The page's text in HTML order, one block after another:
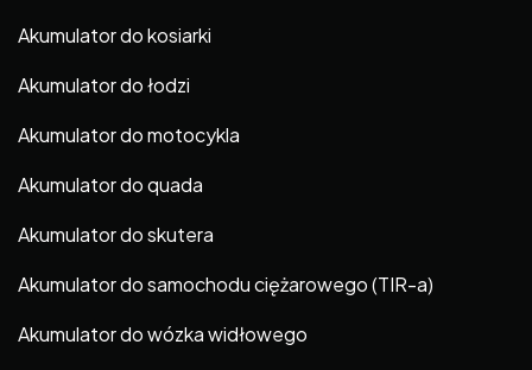
Akumulator do kosiarki
Akumulator do łodzi
Akumulator do motocykla
Akumulator do quada
Akumulator do skutera
Akumulator do samochodu ciężarowego (TIR-a)
Akumulator do wózka widłowego